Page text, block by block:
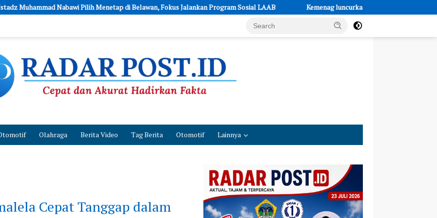
Menetap di Belawan, Fokus Jalankan Program Sosial LAAB Kemenag luncurkan 40 buku digital PAI terintegrasi AI melalui Smart
Olahraga Berita Video Tag Berita Otomotif Lainnya
Cepat Tanggap dalam